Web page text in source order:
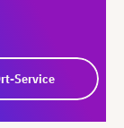
Service